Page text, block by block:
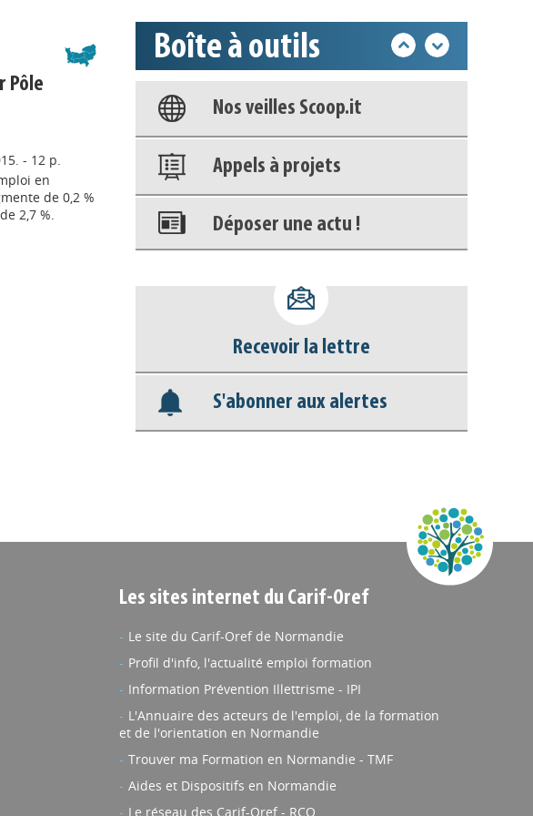
Pôle
- 12 p.
en
de 0,2 %
2,7 %.
Boîte à outils
Base documentaire
Nos veilles Scoop.it
Appels à projets
Déposer une actu !
déconnecter)
Base documentaire
Nos veilles Scoop.it
Recevoir la lettre
S'abonner aux alertes
Les sites internet du Carif-Oref
Le site du Carif-Oref de Normandie
Profil d'info, l'actualité emploi formation
Information Prévention Illettrisme - IPI
L'Annuaire des acteurs de l'emploi, de la formation
et de l'orientation en Normandie
Trouver ma Formation en Normandie - TMF
Aides et Dispositifs en Normandie
Le réseau des Carif-Oref - RCO